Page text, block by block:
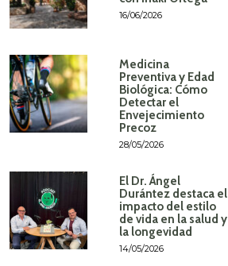
16/06/2026
Medicina
Preventiva y Edad
Biológica: Cómo
Detectar el
Envejecimiento
Precoz
28/05/2026
El Dr. Ángel
Durántez destaca el
impacto del estilo
de vida en la salud y
la longevidad
14/05/2026